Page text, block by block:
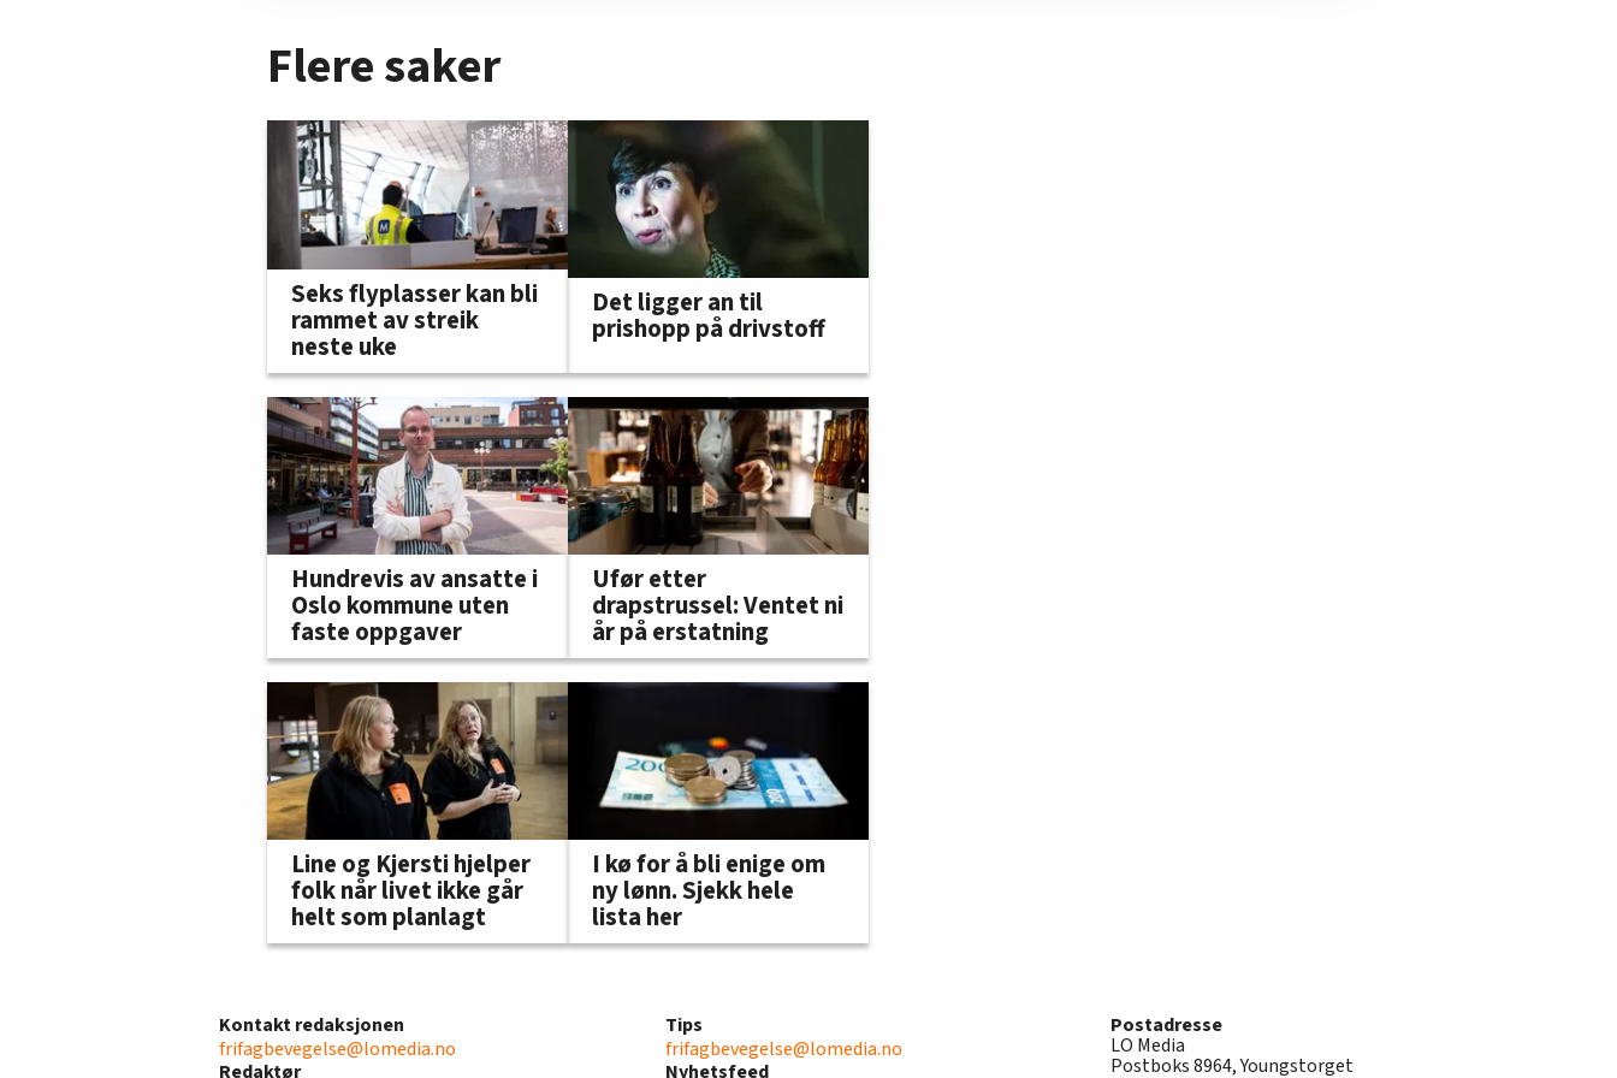
Flere saker
Seks flyplasser kan bli
rammet av streik
neste uke
Det ligger an til
prishopp på drivstoff
Hundrevis av ansatte i
Oslo kommune uten
faste oppgaver
Ufør etter
drapstrussel: Ventet ni
år på erstatning
Line og Kjersti hjelper
folk når livet ikke går
helt som planlagt
I kø for å bli enige om
ny lønn. Sjekk hele
lista her
Kontakt redaksjonen
frifagbevegelse@lomedia.no
Redaktør
Tips
frifagbevegelse@lomedia.no
Nyhetsfeed
Postadresse
LO Media
Postboks 8964, Youngstorget